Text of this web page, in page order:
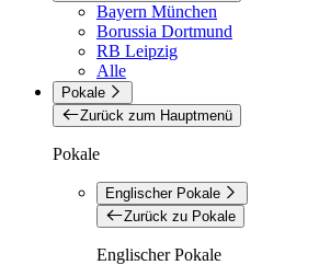
Bayern München
Borussia Dortmund
RB Leipzig
Alle
Pokale
Zurück zum Hauptmenü
Pokale
Englischer Pokale
Zurück zu Pokale
Englischer Pokale